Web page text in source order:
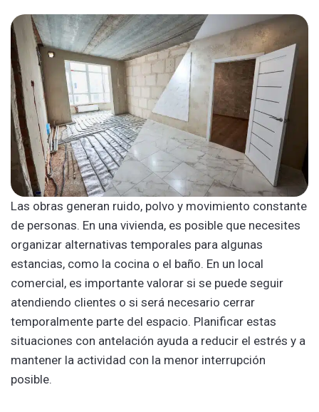
Las obras generan ruido, polvo y movimiento constante
de personas. En una vivienda, es posible que necesites
organizar alternativas temporales para algunas
estancias, como la cocina o el baño. En un local
comercial, es importante valorar si se puede seguir
atendiendo clientes o si será necesario cerrar
temporalmente parte del espacio. Planificar estas
situaciones con antelación ayuda a reducir el estrés y a
mantener la actividad con la menor interrupción
posible.